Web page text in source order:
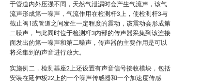
于管道内外压强不同，天然气泄漏时会产生气流声，该气
流声形成第一噪声，气流作用在检测杆3上，使检测杆3与
截止阀1或管道之间发生一定程度的震动，该震动会形成第
二噪声，与此同时位于检测杆3内部的传声器采集到该连接
面发出的第一噪声和第二噪声，传声器的主要作用是可以
将采集到的声音进行放大。
实施例二，检测基座2上还设置有声音信号接收模块，包括
安装在延伸板22上的一个噪声传感器和一个加速度传感